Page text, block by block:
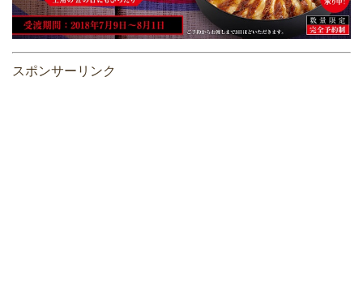
スポンサーリンク